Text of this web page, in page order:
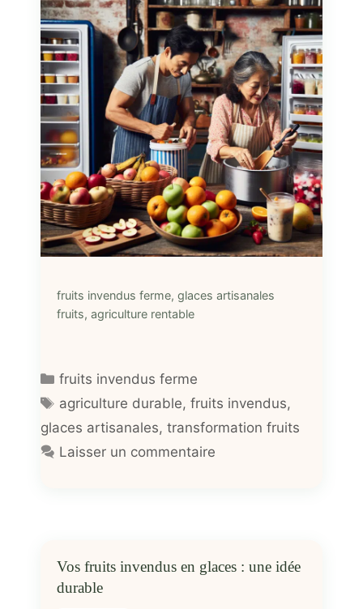
fruits invendus ferme, glaces artisanales
fruits, agriculture rentable
Catégories
fruits invendus ferme
Étiquettes
agriculture durable,fruits invendus,
glaces artisanales, transformation fruits
Laisser un commentaire
Vos fruits invendus en glaces : une idée
durable